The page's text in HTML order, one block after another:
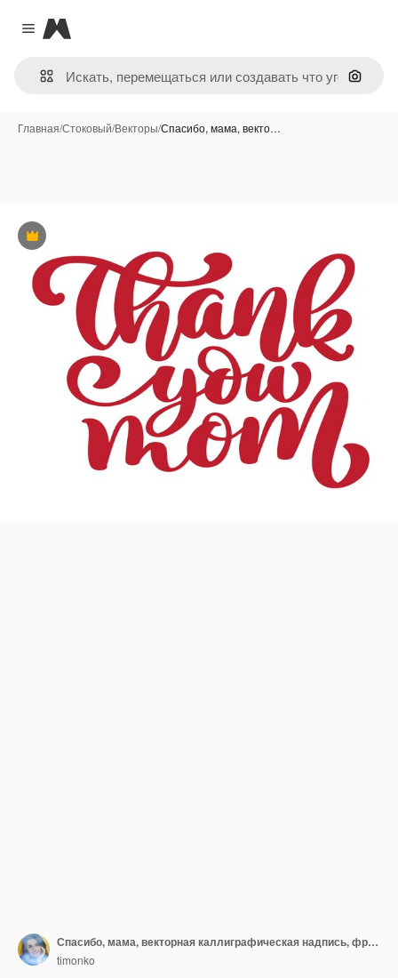
Close menu
Magnific
Поиск
Главная/Стоковый/Векторы/Спасибо, мама, векто…
Премиум
Спасибо, мама, векторная каллиграфическая надпись, фраза "С Днем матери".
timonko